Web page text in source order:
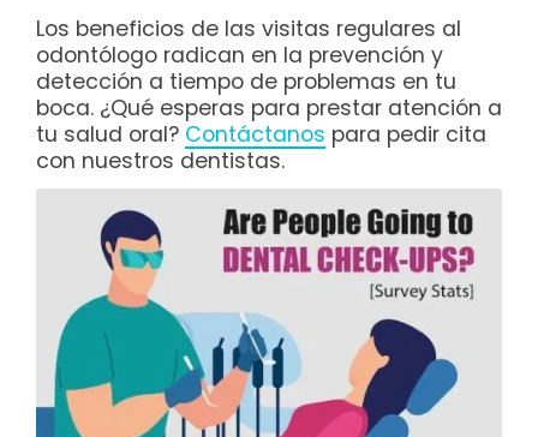
Los beneficios de las visitas regulares al
odontólogo radican en la prevención y
detección a tiempo de problemas en tu
boca. ¿Qué esperas para prestar atención a
tu salud oral? Contáctanos para pedir cita
con nuestros dentistas.